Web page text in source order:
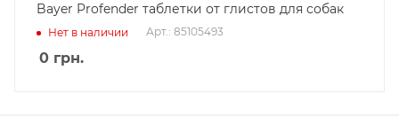
Bayer Profender таблетки от глистов для собак
Нет в наличии Арт.: 85105493
0 грн.